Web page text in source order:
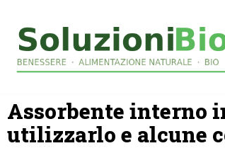
Assorbente interno
utilizzarlo e alcune